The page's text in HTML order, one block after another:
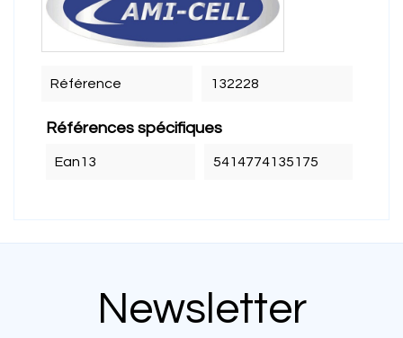
Référence 132228
Références spécifiques
Ean13 5414774135175
Newsletter